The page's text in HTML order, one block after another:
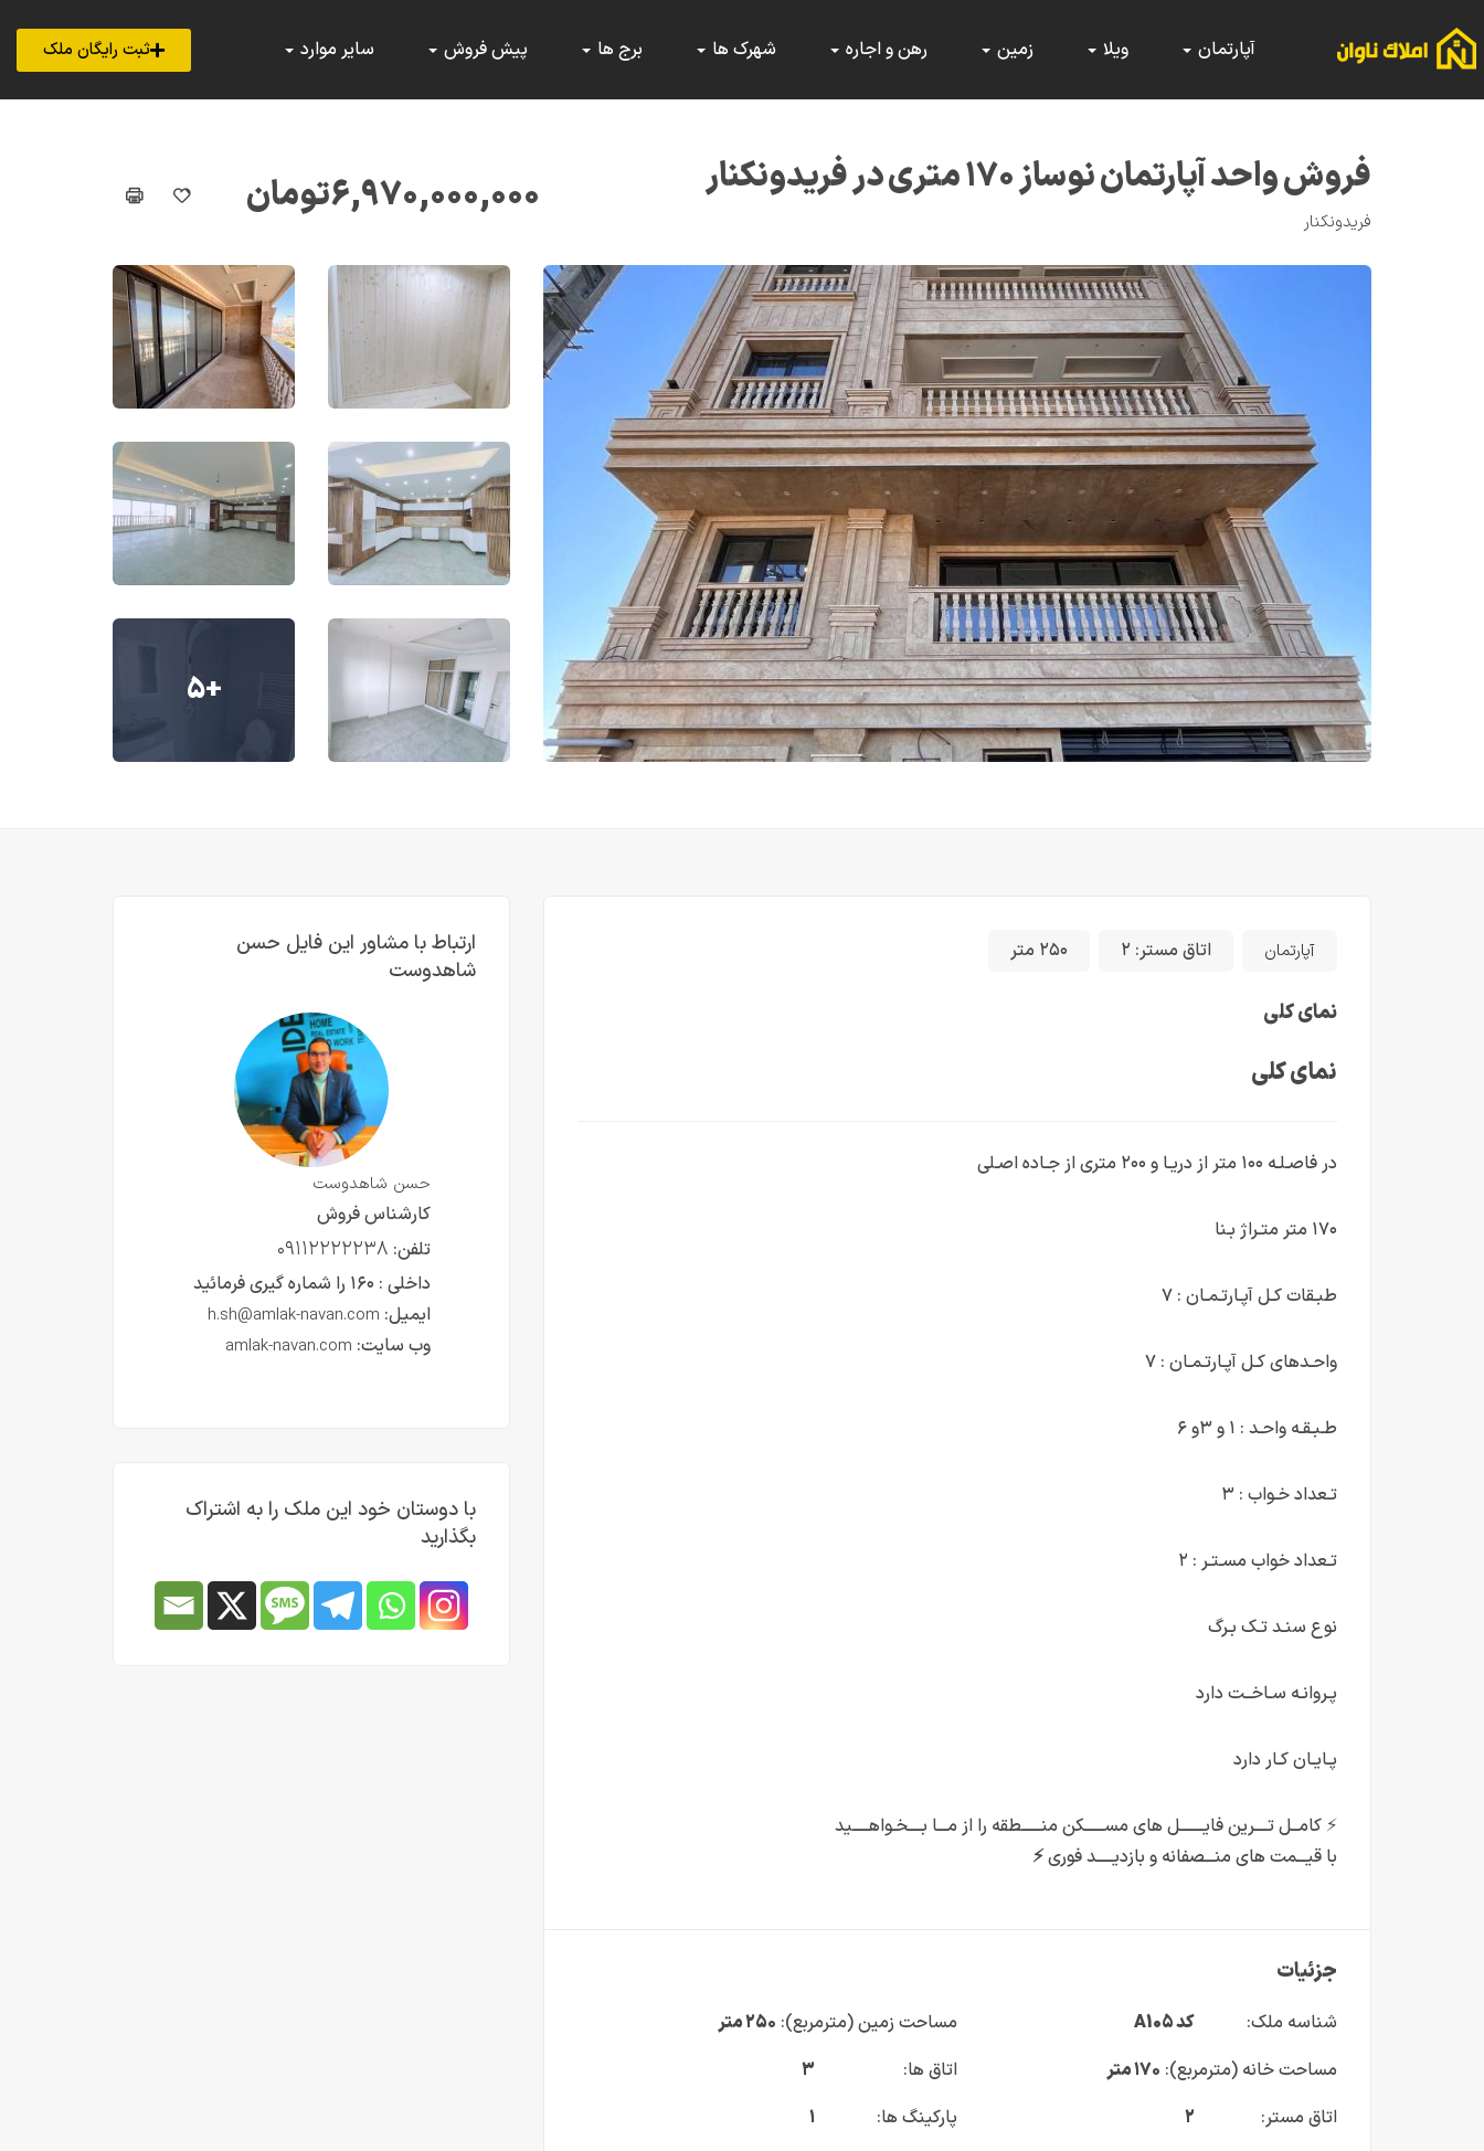
آپارتمان ویلا زمین رهن و اجاره شهرک ها برج ها پیش فروش سایر موارد ثبت رایگان ملک
فروش واحد آپارتمان نوساز ۱۷۰ متری در فریدونکنار
فریدونکنار
۶,۹۷۰,۰۰۰,۰۰۰تومان
+۵
آپارتمان اتاق مستر: ۲ ۲۵۰ متر
نمای کلی
نمای کلی
در فاصـلـه ۱۰۰ متر از دریـا و ۲۰۰ متری از جـاده اصـلی
۱۷۰ متر متـراژ بـنا
طبـقات کـل آپـارتـمـان : ۷
واحـدهای کـل آپـارتـمـان : ۷
طـبـقـه واحـد : ۱ و ۳و ۶
تـعداد خـواب : ۳
تـعداد خواب مسـتـر : ۲
نوع سنـد تـک بـرگ
پـروانـه سـاخــت دارد
پـایـان کـار دارد
⚡ کامــل تــــرین فایـــــــل های مســــــکن منــــــطقه را از مـــا بــــخـواهـــــید
با قیـــمت های منـــصفانه و بازدیـــــد فوری⚡
جزئیات
شناسه ملک: کد A105 مساحت زمین (مترمربع): ۲۵۰ متر
مساحت خانه (مترمربع): ۱۷۰ متر اتاق ها:
۳
اتاق مستر:
۲ پارکینگ ها:
۱
ارتباط با مشاور این فایل حسن
شاهدوست
حسن شاهدوست
کارشناس فروش
تلفن: ۰۹۱۱۲۲۲۲۲۳۸
داخلی : ۱۶۰ را شماره گیری فرمائید
ایمیل: h.sh@amlak-navan.com
وب سایت: amlak-navan.com
با دوستان خود این ملک را به اشتراک
بگذارید